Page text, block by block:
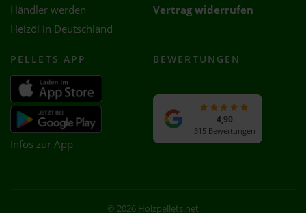
Händler werden
Heizöl in Deutschland
Vertrag widerrufen
PELLETS APP
Infos zur App
BEWERTUNGEN
4,90
315 Bewertungen
© 2026 Holzpellets.net